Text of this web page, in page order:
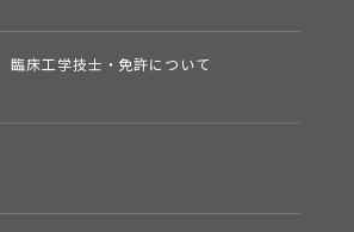
臨床工学技士・免許について